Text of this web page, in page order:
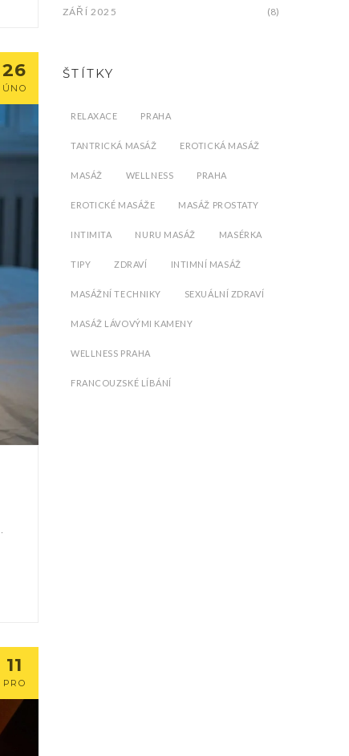
26
ÚNO
11
PRO
ZÁŘÍ 2025 (8)
ŠTÍTKY
RELAXACE PRAHA
TANTRICKÁ MASÁŽ EROTICKÁ MASÁŽ
MASÁŽ WELLNESS PRAHA
EROTICKÉ MASÁŽE MASÁŽ PROSTATY
INTIMITA NURU MASÁŽ MASÉRKA
TIPY ZDRAVÍ INTIMNÍ MASÁŽ
MASÁŽNÍ TECHNIKY SEXUÁLNÍ ZDRAVÍ
MASÁŽ LÁVOVÝMI KAMENY
WELLNESS PRAHA
FRANCOUZSKÉ LÍBÁNÍ